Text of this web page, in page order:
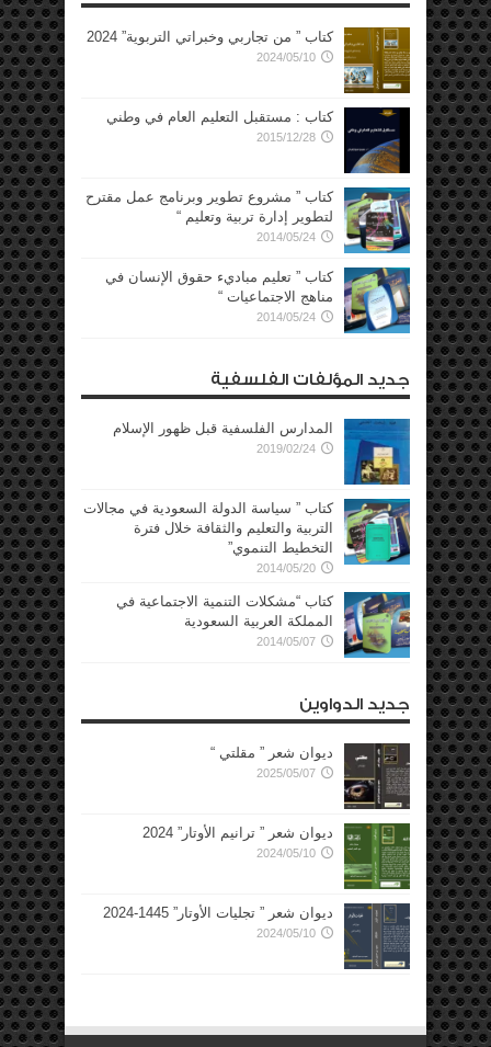
كتاب ” من تجاربي وخبراتي التربوية” 2024
2024/05/10
كتاب : مستقبل التعليم العام في وطني
2015/12/28
كتاب ” مشروع تطوير وبرنامج عمل مقترح
لتطوير إدارة تربية وتعليم “
2014/05/24
كتاب ” تعليم مباديء حقوق الإنسان في
مناهج الاجتماعيات “
2014/05/24
جديد المؤلفات الفلسفية
المدارس الفلسفية قبل ظهور الإسلام
2019/02/24
كتاب ” سياسة الدولة السعودية في مجالات
التربية والتعليم والثقافة خلال فترة
التخطيط التنموي”
2014/05/20
كتاب “مشكلات التنمية الاجتماعية في
المملكة العربية السعودية
2014/05/07
جديد الدواوين
ديوان شعر ” مقلتي “
2025/05/07
ديوان شعر ” ترانيم الأوتار” 2024
2024/05/10
ديوان شعر ” تجليات الأوتار” 1445-2024
2024/05/10